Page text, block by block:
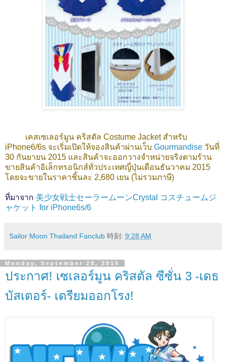
เคสเซเลอร์มูน คริสตัล Costume Jacket สำหรับ
iPhone6/6s จะเริ่มเปิดให้จองสินค้าผ่านเว็บ Gourmandise วันที่
30 กันยายน 2015 และสินค้าจะออกวางจำหน่ายจริงตามร้าน
ขายสินค้าอิเล็กทรอนิกส์ทั่วประเทศญี่ปุ่นเดือนธันวาคม 2015
โดยจะขายในราคาชิ้นละ 2,680 เยน (ไม่รวมภาษี)
ที่มาจาก 美少女戦士セーラームーンCrystal コスチュームジ
ャケット for iPhone6s/6
Sailor Moon Thailand Fanclub 時刻: 9:28 AM
Monday, September 28, 2015
ประกาศ! เซเลอร์มูน คริสตัล ซีซั่น 3 -เดธ
บัสเตอร์- เตรียมออกโรง!